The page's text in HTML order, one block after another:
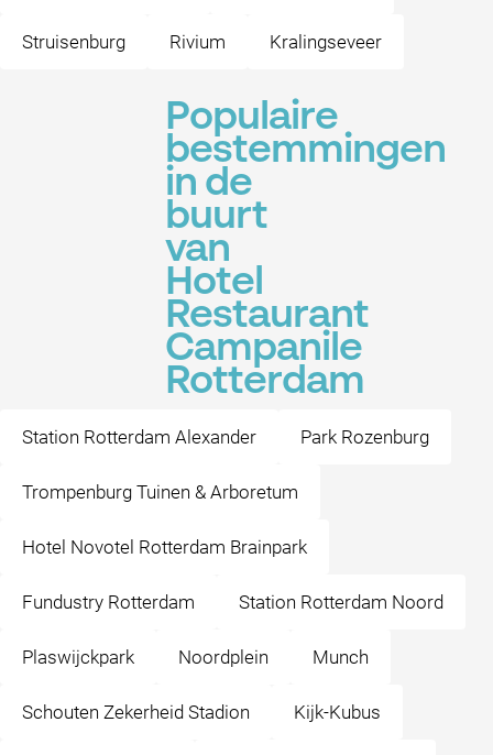
Struisenburg Rivium Kralingseveer
Populaire
bestemmingen
in de
buurt
van
Hotel
Restaurant
Campanile
Rotterdam
Station Rotterdam Alexander Park Rozenburg
Trompenburg Tuinen & Arboretum
Hotel Novotel Rotterdam Brainpark
Fundustry Rotterdam Station Rotterdam Noord
Plaswijckpark Noordplein Munch
Schouten Zekerheid Stadion Kijk-Kubus